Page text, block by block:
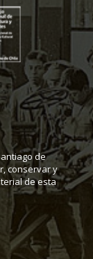
de
conservar y
de esta